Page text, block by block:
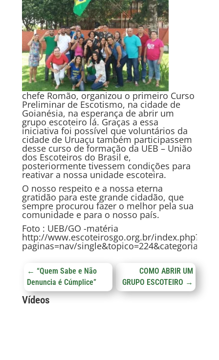
chefe Romão, organizou o primeiro Curso
Preliminar de Escotismo, na cidade de
Goianésia, na esperança de abrir um
grupo escoteiro lá. Graças a essa
iniciativa foi possível que voluntários da
cidade de Uruaçu também participassem
desse curso de formação da UEB – União
dos Escoteiros do Brasil e,
posteriormente tivessem condições para
reativar a nossa unidade escoteira.
O nosso respeito e a nossa eterna
gratidão para este grande cidadão, que
sempre procurou fazer o melhor pela sua
comunidade e para o nosso país.
Foto : UEB/GO -matéria
http://www.escoteirosgo.org.br/index.php?
paginas=nav/
← “Quem Sabe e Não
Denuncia é Cúmplice”
COMO ABRIR UM
GRUPO ESCOTEIRO →
Vídeos
Arquivos